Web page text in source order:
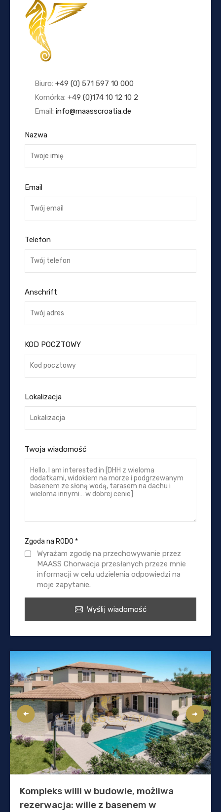
Biuro: +49 (0) 571 597 10 000
Komórka: +49 (0)174 10 12 10 2
Email: info@maasscroatia.de
Nazwa
Email
Telefon
Anschrift
KOD POCZTOWY
Lokalizacja
Twoja wiadomość
Zgoda na RODO *
Wyrażam zgodę na przechowywanie przez
MAASS Chorwacja przesłanych przeze mnie
informacji w celu udzielenia odpowiedzi na
moje zapytanie.
Wyślij wiadomość
Kompleks willi w budowie, możliwa
rezerwacja: wille z basenem w